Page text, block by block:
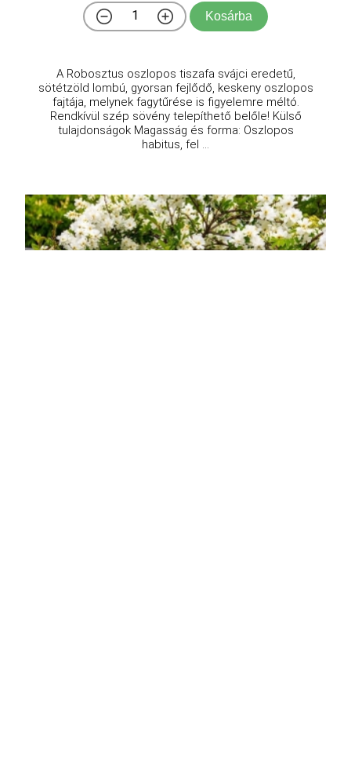
Kosárba
A Robosztus oszlopos tiszafa svájci eredetű,
sötétzöld lombú, gyorsan fejlődő, keskeny oszlopos
fajtája, melynek fagytűrése is figyelemre méltó.
Rendkívül szép sövény telepíthető belőle! Külső
tulajdonságok Magasság és forma: Oszlopos
habitus, fel ...